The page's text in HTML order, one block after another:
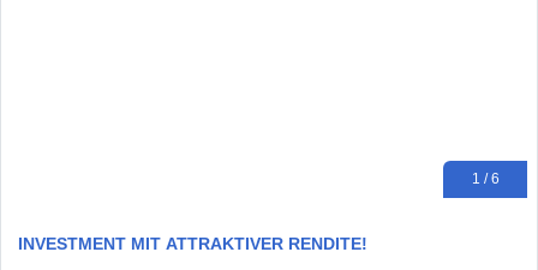
1 / 6
INVESTMENT MIT ATTRAKTIVER RENDITE!